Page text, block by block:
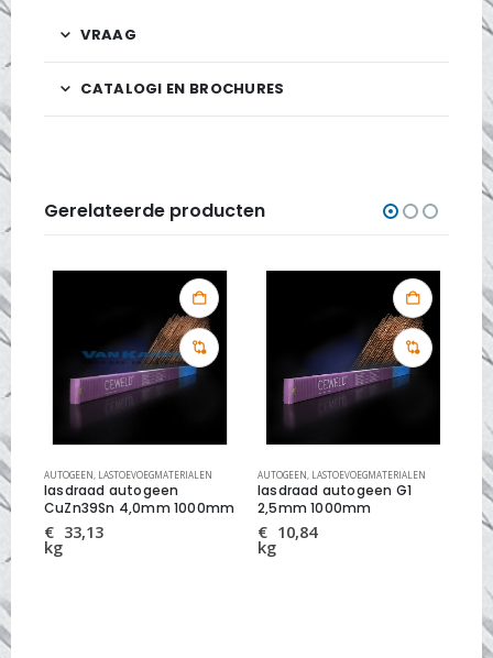
VRAAG
CATALOGI EN BROCHURES
Gerelateerde producten
, MIG/MAG LASDRADEN
AUTOGEEN LASTOEVOEGMATERIALEN
lasdraad autogeen
CuZn39Sn 4,0mm 1000mm
€ 33,13
kg
AUTOGEEN LASTOEVOEGMATERIALEN
lasdraad autogeen G1
2,5mm 1000mm
€ 10,84
kg